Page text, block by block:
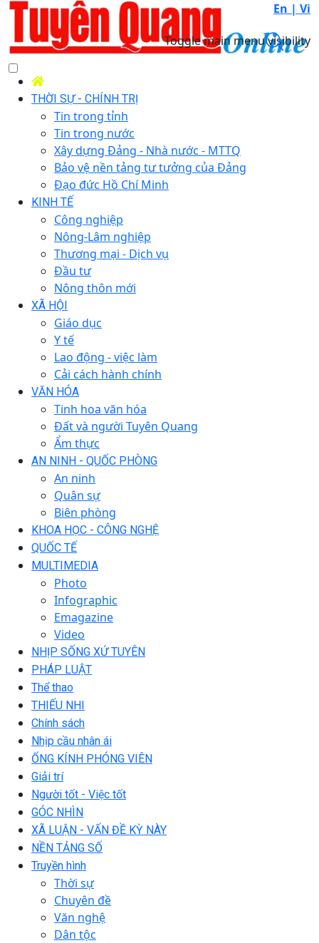
En | Vi
Toggle main menu visibility
THỜI SỰ - CHÍNH TRỊ
Tin trong tỉnh
Tin trong nước
Xây dựng Đảng - Nhà nước - MTTQ
Bảo vệ nền tảng tư tưởng của Đảng
Đạo đức Hồ Chí Minh
KINH TẾ
Công nghiệp
Nông-Lâm nghiệp
Thương mại - Dịch vụ
Đầu tư
Nông thôn mới
XÃ HỘI
Giáo dục
Y tế
Lao động - việc làm
Cải cách hành chính
VĂN HÓA
Tinh hoa văn hóa
Đất và người Tuyên Quang
Ẩm thực
AN NINH - QUỐC PHÒNG
An ninh
Quân sự
Biên phòng
KHOA HỌC - CÔNG NGHỆ
QUỐC TẾ
MULTIMEDIA
Photo
Infographic
Emagazine
Video
NHỊP SỐNG XỨ TUYÊN
PHÁP LUẬT
Thể thao
THIẾU NHI
Chính sách
Nhịp cầu nhân ái
ỐNG KÍNH PHÓNG VIÊN
Giải trí
Người tốt - Việc tốt
GÓC NHÌN
XÃ LUẬN - VẤN ĐỀ KỲ NÀY
NỀN TẢNG SỐ
Truyền hình
Thời sự
Chuyên đề
Văn nghệ
Dân tộc